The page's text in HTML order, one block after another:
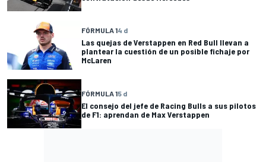
FÓRMULA 14 d
Las quejas de Verstappen en Red Bull llevan a
plantear la cuestión de un posible fichaje por
McLaren
FÓRMULA 15 d
El consejo del jefe de Racing Bulls a sus pilotos
de F1: aprendan de Max Verstappen